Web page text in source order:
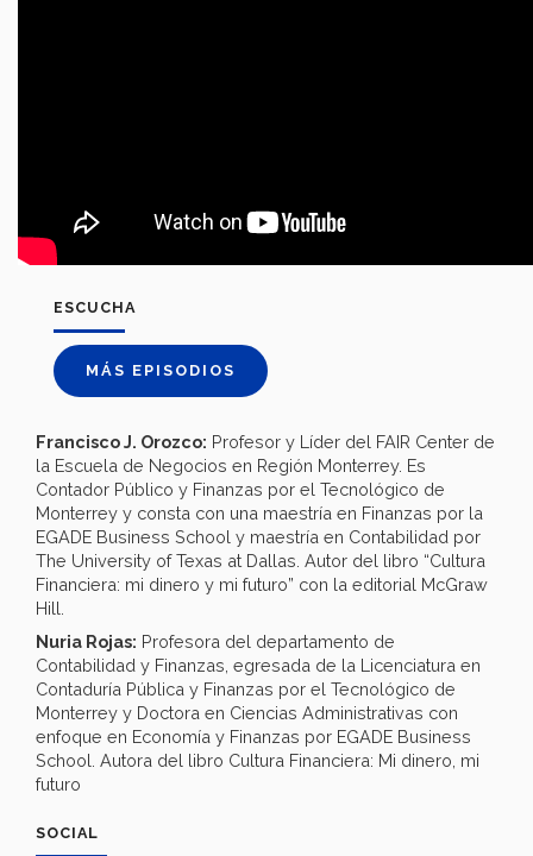
ESCUCHA
MÁS EPISODIOS
Francisco J. Orozco: Profesor y Líder del FAIR Center de
la Escuela de Negocios en Región Monterrey. Es
Contador Público y Finanzas por el Tecnológico de
Monterrey y consta con una maestría en Finanzas por la
EGADE Business School y maestría en Contabilidad por
The University of Texas at Dallas. Autor del libro “Cultura
Financiera: mi dinero y mi futuro” con la editorial McGraw
Hill.
Nuria Rojas: Profesora del departamento de
Contabilidad y Finanzas, egresada de la Licenciatura en
Contaduría Pública y Finanzas por el Tecnológico de
Monterrey y Doctora en Ciencias Administrativas con
enfoque en Economía y Finanzas por EGADE Business
School. Autora del libro Cultura Financiera: Mi dinero, mi
futuro
SOCIAL